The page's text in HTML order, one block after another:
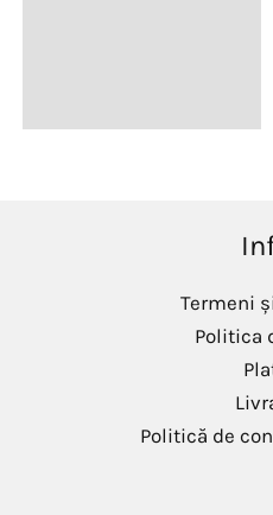
Termeni
Politica
Politică de